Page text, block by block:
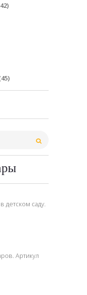
детском саду.
Артикул